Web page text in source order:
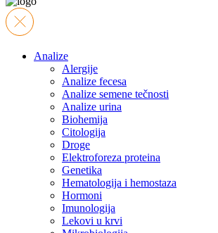
Analize
Alergije
Analize fecesa
Analize semene tečnosti
Analize urina
Biohemija
Citologija
Droge
Elektroforeza proteina
Genetika
Hematologija i hemostaza
Hormoni
Imunologija
Lekovi u krvi